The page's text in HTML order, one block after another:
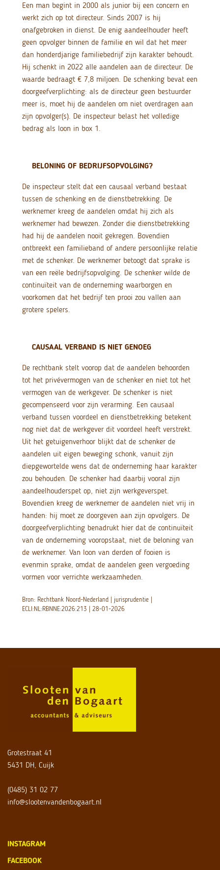
Een man begint in 2000 als junior bij een concern en
werkt zich op tot directeur. Sinds 2007 is hij
onafgebroken in dienst. De enig aandeelhouder heeft
geen opvolger binnen de familie en wil dat het meer
dan honderdjarige familiebedrijf zijn karakter behoudt.
Hij schenkt in 2022 alle aandelen aan de directeur. De
waarde bedraagt € 7,8 miljoen. De schenking bevat een
doorgeefverplichting: als de directeur geen bestuurder
meer is, moet hij de aandelen om niet overdragen aan
zijn opvolger(s). De inspecteur belast het volledige
bedrag als loon in box 1.
BELONING OF BEDRIJFSOPVOLGING?
De inspecteur stelt dat een causaal verband bestaat
tussen de schenking en de dienstbetrekking. De
werknemer kreeg de aandelen omdat hij zich als
werknemer had bewezen. Zonder die dienstbetrekking
had hij de aandelen nooit gekregen. Bovendien
ontbreekt een familieband of andere persoonlijke relatie
met de schenker. De werknemer betoogt dat sprake is
van een reële bedrijfsopvolging. De schenker wilde de
continuïteit van de onderneming waarborgen en
voorkomen dat het bedrijf ten prooi zou vallen aan
grotere spelers.
CAUSAAL VERBAND IS NIET GENOEG
De rechtbank stelt voorop dat de aandelen behoorden
tot het privévermogen van de schenker en niet tot het
vermogen van de werkgever. De schenker is niet
gecompenseerd voor zijn verarming. Een causaal
verband tussen voordeel en dienstbetrekking betekent
nog niet dat de werkgever dit voordeel heeft verstrekt.
Uit het getuigenverhoor blijkt dat de schenker de
aandelen uit eigen beweging schonk, vanuit zijn
diepgewortelde wens dat de onderneming haar karakter
zou behouden. De schenker had daarbij vooral zijn
aandeelhouderspet op, niet zijn werkgeverspet.
Bovendien kreeg de werknemer de aandelen niet vrij in
handen: hij moet ze doorgeven aan zijn opvolgers. De
doorgeefverplichting benadrukt hier dat de continuïteit
van de onderneming vooropstaat, niet de beloning van
de werknemer. Van loon van derden of fooien is
evenmin sprake, omdat de aandelen geen vergoeding
vormen voor verrichte werkzaamheden.
Bron: Rechtbank Noord-Nederland | jurisprudentie |
ECLI:NL:RBNNE:2026:213 | 28-01-2026
Grotestraat 41
5431 DH, Cuijk
(0485) 31 02 77
info@slootenvandenbogaart.nl
INSTAGRAM
FACEBOOK